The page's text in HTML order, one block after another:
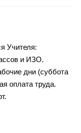
Учителя:
и ИЗО.
дни (суббота
оплата труда.